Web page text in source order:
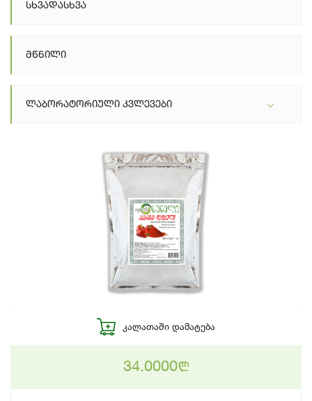
Სხვადასხვა
Მწნილი
Ლაბორატორიული Კვლევები
ᲙᲐᲚᲐᲗᲐᲨᲘ ᲓᲐᲛᲐᲢᲔᲑᲐ
34.0000n